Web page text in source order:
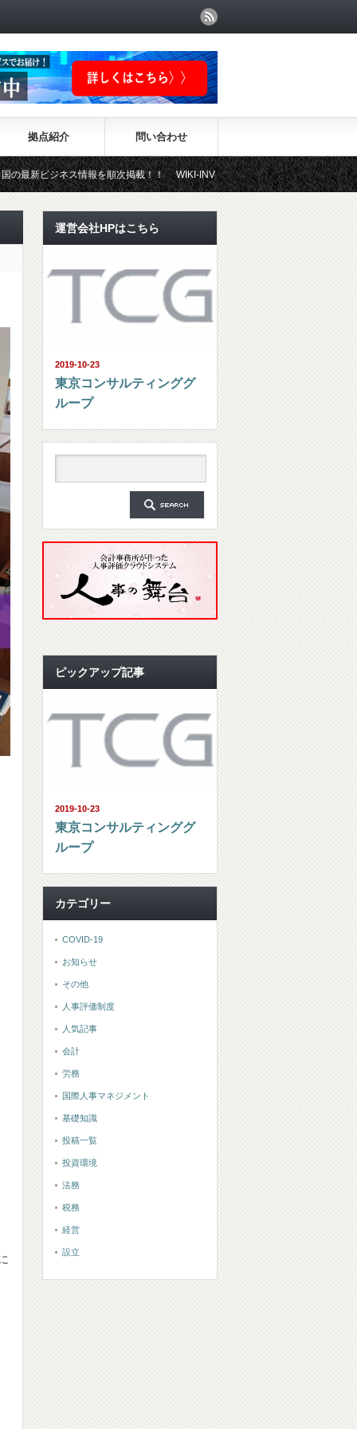
拠点紹介 問い合わせ
情報を順次掲載！！ WIKI-INVESTMENTはこちらから！
運営会社HPはこちら
2019-10-23
東京コンサルティンググ
ループ
ピックアップ記事
2019-10-23
東京コンサルティンググ
ループ
カテゴリー
COVID-19
お知らせ
その他
人事評価制度
人気記事
会計
労務
国際人事マネジメント
基礎知識
投稿一覧
投資環境
法務
税務
経営
設立